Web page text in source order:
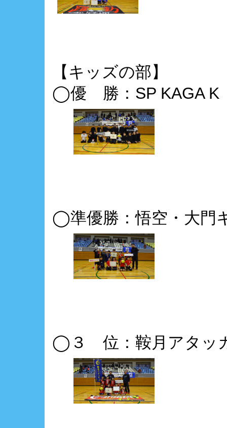
【キッズの部】
◯優 勝：SP KAGA K
◯準優勝：悟空・大門
◯３ 位：鞍月アタッ